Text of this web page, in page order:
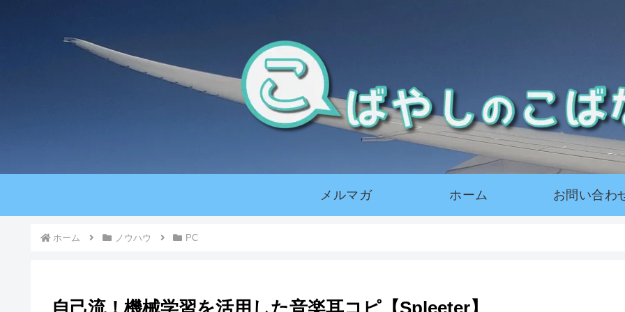
メルマガ ホーム お問い合わ
ホーム ノウハウ PC
自己流！機械学習を活用した音楽耳コピ【Spleeter】